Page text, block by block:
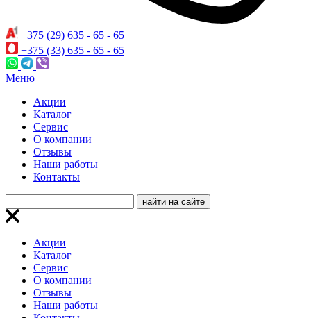
+375 (29) 635 - 65 - 65
+375 (33) 635 - 65 - 65
Меню
Акции
Каталог
Сервис
О компании
Отзывы
Наши работы
Контакты
Акции
Каталог
Сервис
О компании
Отзывы
Наши работы